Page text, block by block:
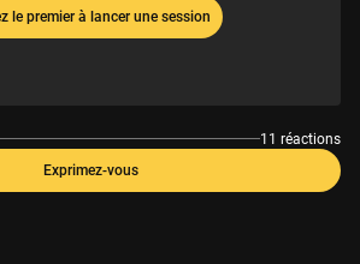
le premier à lancer une session
11 réactions
Exprimez-vous